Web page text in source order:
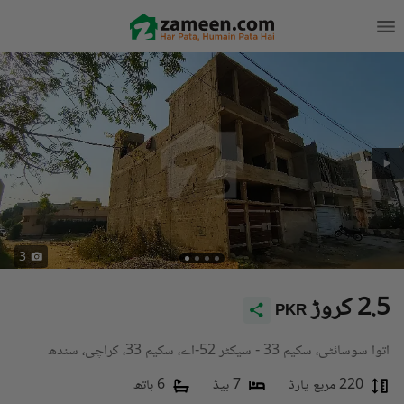
3
PKR 2.5 کروڑ
اتوا سوسائٹی، سکیم 33 - سیکٹر 52-اے، سکیم 33، کراچی، سندھ
220 مربع یارڈ
7 بیڈ 6 باتھ